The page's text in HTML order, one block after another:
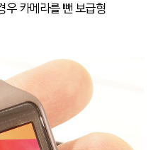
우 카메라를 뺀 보급형